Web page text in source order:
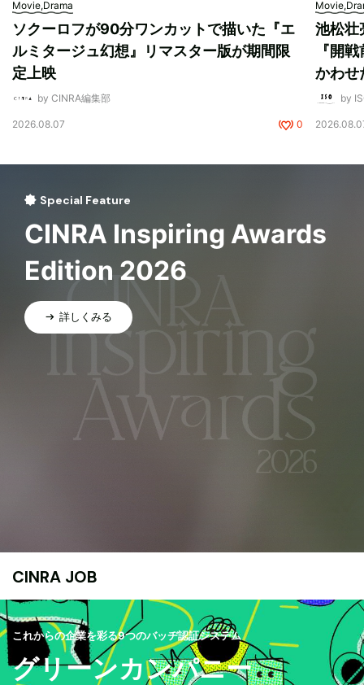
Movie,Drama
ソクーロフが90分ワンカットで描いた『エ
ルミタージュ幻想』リマスター版が期間限
定上映
by CINRA編集部
2026.08.07 0
池松壮
『開
かわせ
by
Special Feature
CINRA Inspiring Awards
Edition 2026
詳しくみる
CINRA JOB
これからの企業を彩る9つのバッヂ認証システム
グリーンカンパニー